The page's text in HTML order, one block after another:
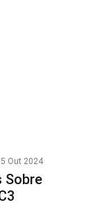
Out 2024
Sobre